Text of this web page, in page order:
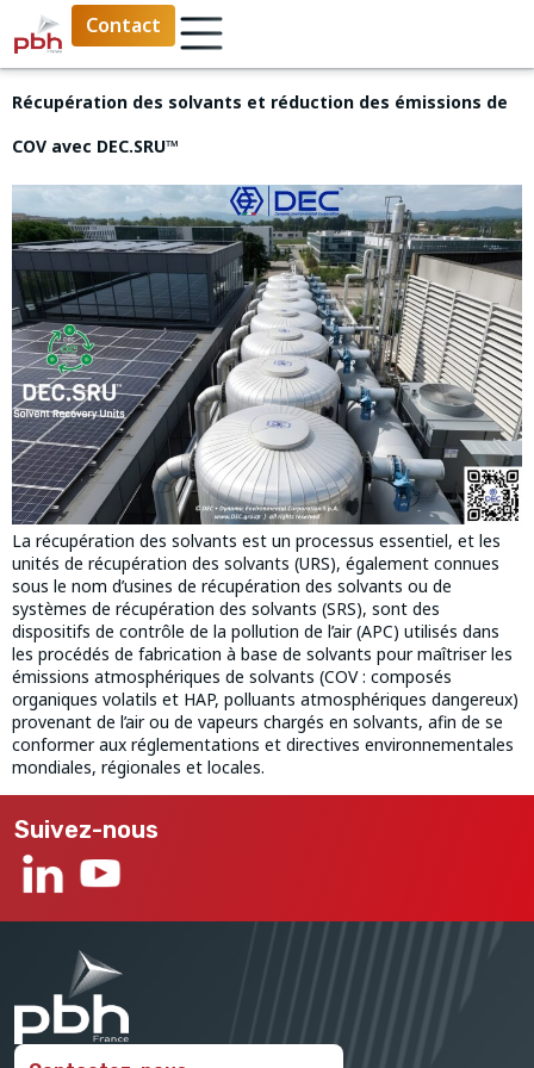
Contact
Récupération des solvants et réduction des émissions de
COV avec DEC.SRU™
La récupération des solvants est un processus essentiel, et les
unités de récupération des solvants (URS), également connues
sous le nom d’usines de récupération des solvants ou de
systèmes de récupération des solvants (SRS), sont des
dispositifs de contrôle de la pollution de l’air (APC) utilisés dans
les procédés de fabrication à base de solvants pour maîtriser les
émissions atmosphériques de solvants (COV : composés
organiques volatils et HAP, polluants atmosphériques dangereux)
provenant de l’air ou de vapeurs chargés en solvants, afin de se
conformer aux réglementations et directives environnementales
mondiales, régionales et locales.
Suivez-nous